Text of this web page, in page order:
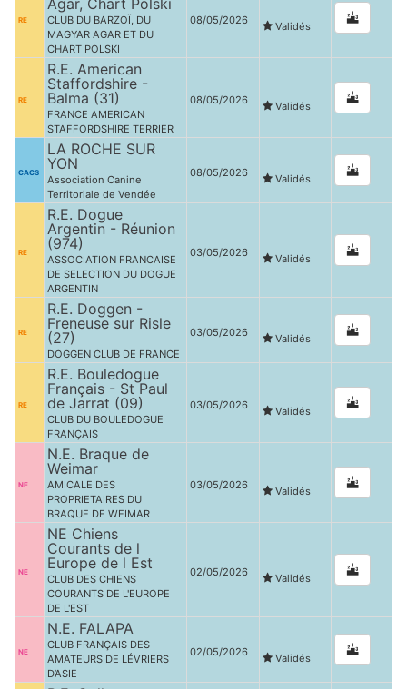
RE
Agar, Chart Polski
CLUB DU BARZOÏ, DU
MAGYAR AGAR ET DU
CHART POLSKI
08/05/2026 Validés
RE
R.E. American
Staffordshire -
Balma (31)
FRANCE AMERICAN
STAFFORDSHIRE TERRIER
08/05/2026 Validés
CACS
LA ROCHE SUR
YON
Association Canine
Territoriale de Vendée
08/05/2026 Validés
RE
R.E. Dogue
Argentin - Réunion
(974)
ASSOCIATION FRANCAISE
DE SELECTION DU DOGUE
ARGENTIN
03/05/2026 Validés
RE
R.E. Doggen -
Freneuse sur Risle
(27)
DOGGEN CLUB DE FRANCE
03/05/2026 Validés
RE
R.E. Bouledogue
Français - St Paul
de Jarrat (09)
CLUB DU BOULEDOGUE
FRANÇAIS
03/05/2026 Validés
NE
N.E. Braque de
Weimar
AMICALE DES
PROPRIETAIRES DU
BRAQUE DE WEIMAR
03/05/2026 Validés
NE
NE Chiens
Courants de l
Europe de l Est
CLUB DES CHIENS
COURANTS DE L'EUROPE
DE L'EST
02/05/2026 Validés
NE
N.E. FALAPA
CLUB FRANÇAIS DES
AMATEURS DE LÉVRIERS
D’ASIE
02/05/2026 Validés